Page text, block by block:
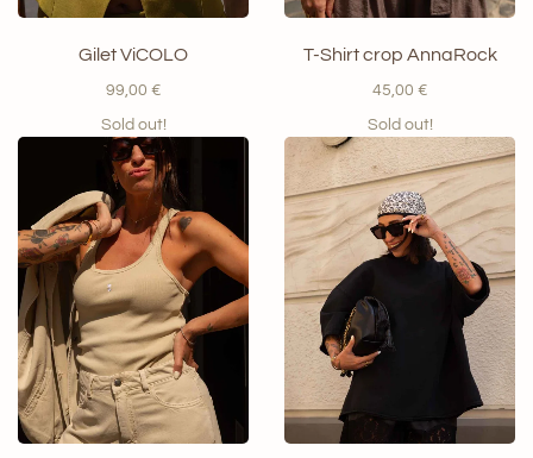
Gilet ViCOLO
99,00 €
Sold out!
T-Shirt crop AnnaRock
45,00 €
Sold out!